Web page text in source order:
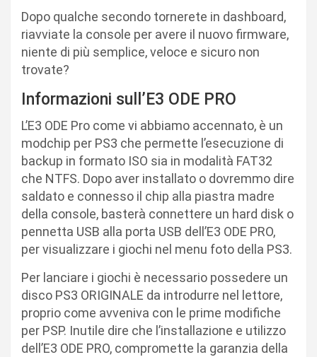
Dopo qualche secondo tornerete in dashboard,
riavviate la console per avere il nuovo firmware,
niente di più semplice, veloce e sicuro non
trovate?
Informazioni sull’E3 ODE PRO
L’E3 ODE Pro come vi abbiamo accennato, è un
modchip per PS3 che permette l’esecuzione di
backup in formato ISO sia in modalità FAT32
che NTFS. Dopo aver installato o dovremmo dire
saldato e connesso il chip alla piastra madre
della console, basterà connettere un hard disk o
pennetta USB alla porta USB dell’E3 ODE PRO,
per visualizzare i giochi nel menu foto della PS3.
Per lanciare i giochi è necessario possedere un
disco PS3 ORIGINALE da introdurre nel lettore,
proprio come avveniva con le prime modifiche
per PSP. Inutile dire che l’installazione e utilizzo
dell’E3 ODE PRO, compromette la garanzia della